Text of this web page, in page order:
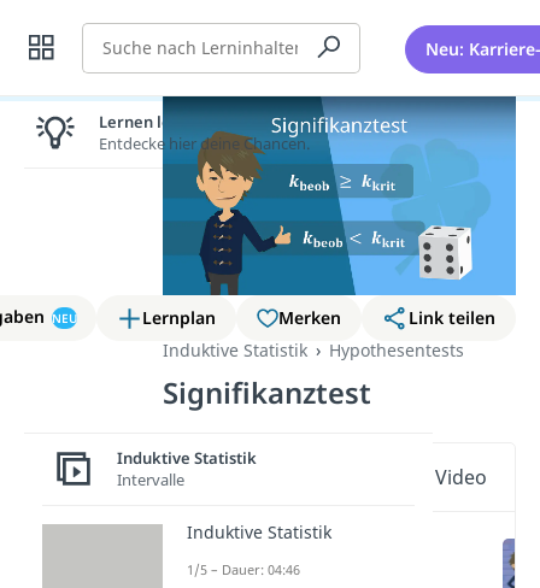
Suche Neu:
NEU Lernplan Merken
Link teilen
Induktive Statistik
Hypothesentests
Signifikanztest
Wichtige Inhalte in diesem Video
Lernen lohnt sich!
Entdecke hier deine Chancen.
Induktive Statistik
Intervalle
Induktive Statistik
1/5 – Dauer: 04:46